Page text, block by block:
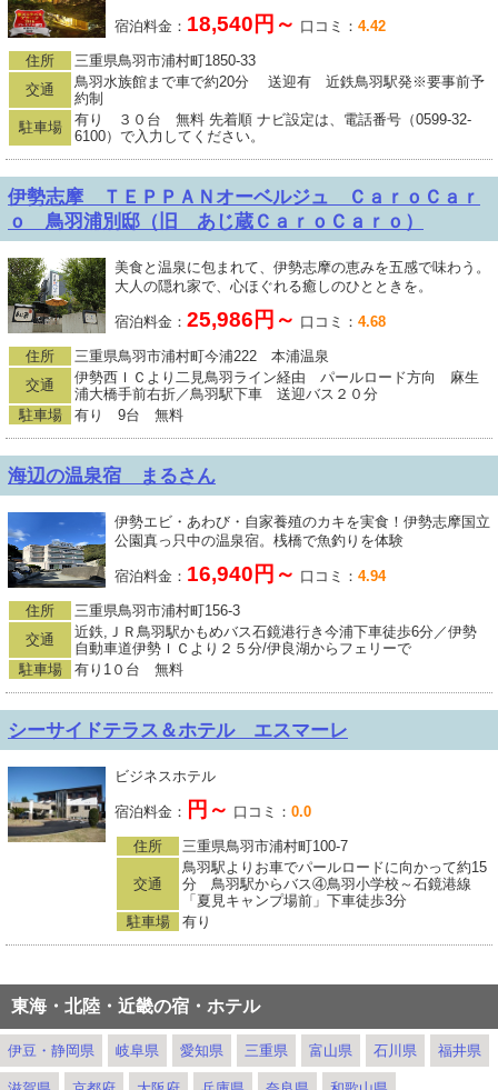
宿泊料金： 18,540円～ 口コミ： 4.42
住所
三重県鳥羽市浦村町1850-33
交通
鳥羽水族館まで車で約20分 送迎有 近鉄鳥羽駅発※要事前予
約制
駐車場
有り ３０台 無料 先着順 ナビ設定は、電話番号（0599-32-
6100）で入力してください。
伊勢志摩 ＴＥＰＰＡＮオーベルジュ ＣａｒｏＣａｒ
ｏ 鳥羽浦別邸（旧 あじ蔵ＣａｒｏＣａｒｏ）
美食と温泉に包まれて、伊勢志摩の恵みを五感で味わう。
大人の隠れ家で、心ほぐれる癒しのひとときを。
宿泊料金： 25,986円～ 口コミ： 4.68
住所
三重県鳥羽市浦村町今浦222 本浦温泉
交通
伊勢西ＩＣより二見鳥羽ライン経由 パールロード方向 麻生
浦大橋手前右折／鳥羽駅下車 送迎バス２０分
駐車場
有り 9台 無料
海辺の温泉宿 まるさん
伊勢エビ・あわび・自家養殖のカキを実食！伊勢志摩国立
公園真っ只中の温泉宿。桟橋で魚釣りを体験
宿泊料金： 16,940円～ 口コミ： 4.94
住所
三重県鳥羽市浦村町156-3
交通
近鉄,ＪＲ鳥羽駅かもめバス石鏡港行き今浦下車徒歩6分／伊勢
自動車道伊勢ＩＣより２５分/伊良湖からフェリーで
駐車場
有り1０台 無料
シーサイドテラス＆ホテル エスマーレ
ビジネスホテル
宿泊料金： 円～ 口コミ： 0.0
住所 三重県鳥羽市浦村町100-7
交通
鳥羽駅よりお車でパールロードに向かって約15
分 鳥羽駅からバス④鳥羽小学校～石鏡港線
「夏見キャンプ場前」下車徒歩3分
駐車場
有り
東海・北陸・近畿の宿・ホテル
伊豆・静岡県 岐阜県 愛知県 三重県 富山県 石川県 福井県